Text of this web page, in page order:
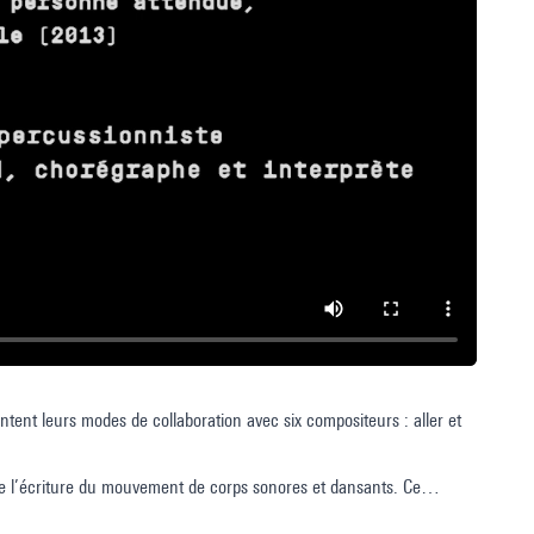
leurs modes de collaboration avec six compositeurs : aller et
du mouvement de corps sonores et dansants. Ce